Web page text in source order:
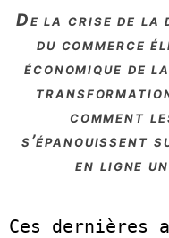
de la crise de la dette au statut de leader
du commerce
économique de
transformation
comment
s’épanouissent
en ligne
Ces dernières